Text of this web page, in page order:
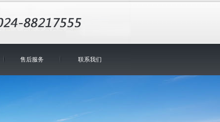
售后服务 联系我们